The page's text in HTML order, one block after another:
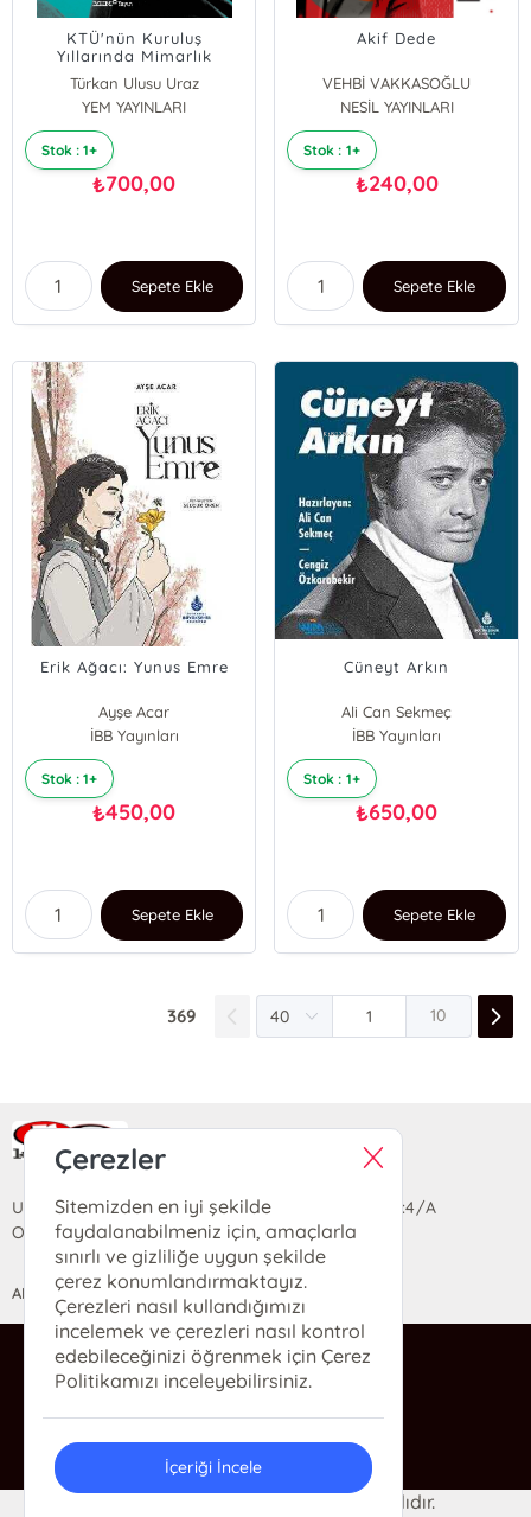
KTÜ'nün Kuruluş
Yıllarında Mimarlık
Eğitimine Adanmış Bir
Yaşam İki Mimar: Özgönül
- Erdem Aksoy
Türkan Ulusu Uraz
Ahsen Özsoy
YEM YAYINLARI
Stok : 1+
₺700,00
Sepete Ekle
Akif Dede
VEHBİ VAKKASOĞLU
NESİL YAYINLARI
Stok : 1+
₺240,00
Sepete Ekle
Erik Ağacı: Yunus Emre
Ayşe Acar
İBB Yayınları
Stok : 1+
₺450,00
Sepete Ekle
Cüneyt Arkın
Ali Can Sekmeç
CENGİZ ÖZKARABEKİR
İBB Yayınları
Stok : 1+
₺650,00
Sepete Ekle
369 10
Ra Yayın Kitabevi
Uzun Sokak Saray Çarşısı Lara Sineması Girişi No:4/A
Ortahisar/TRABZON
ANASAYFA YARDIM İLETİŞİM
ra@rakitap.com
0(462) 326 49 71
© 2024 Ra Kitabevi. Her hakkı saklıdır.
Çerezler
Sitemizden en iyi şekilde
faydalanabilmeniz için, amaçlarla
sınırlı ve gizliliğe uygun şekilde
çerez konumlandırmaktayız.
Çerezleri nasıl kullandığımızı
incelemek ve çerezleri nasıl kontrol
edebileceğinizi öğrenmek için Çerez
Politikamızı inceleyebilirsiniz.
İçeriği İncele